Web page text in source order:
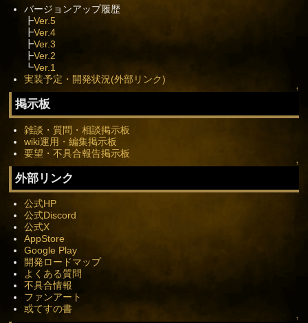
バージョンアップ履歴
┣Ver.5
┣Ver.4
┣Ver.3
┣Ver.2
┗Ver.1
実装予定・開発状況(外部リンク)
↑
掲示板
雑談・質問・相談掲示板
wiki運用・編集掲示板
要望・不具合報告掲示板
↑
外部リンク
公式HP
公式Discord
公式X
AppStore
Google Play
開発ロードマップ
よくある質問
不具合情報
ファンアート
或てすの書
↑